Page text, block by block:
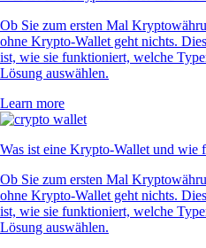
Ob Sie zum ersten Mal
ohne Krypto-Wallet geht nichts.
ist, wie sie funktioniert, welche
Lösung auswählen.
Learn more
Was ist eine Krypto-Wallet und wie
Ob Sie zum ersten Mal
ohne Krypto-Wallet geht nichts.
ist, wie sie funktioniert, welche
Lösung auswählen.